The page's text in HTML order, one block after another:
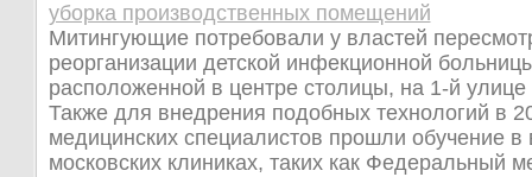
уборка производственных помещений
Митингующие потребовали у властей
реорганизации детской инфекционной
расположенной в центре столицы, на 1-й
Также для внедрения подобных технологий в
медицинских специалистов прошли обучение
московских клиниках, таких как Федеральный